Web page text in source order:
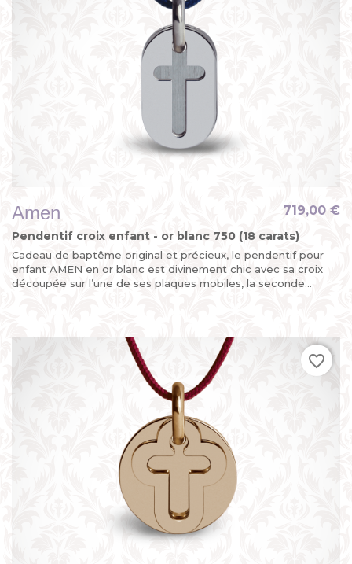
Amen
Pendentif croix enfant - or blanc 750 (18 carats)
Cadeau de baptême original et précieux, le pendentif pour
enfant AMEN en or blanc est divinement chic avec sa croix
découpée sur l’une de ses plaques mobiles, la seconde...
719,00 €
favorite_border